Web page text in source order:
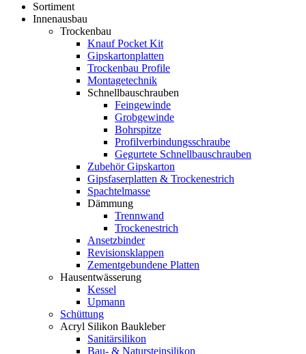
Sortiment
Innenausbau
Trockenbau
Knauf Pocket Kit
Gipskartonplatten
Trockenbau Profile
Montagetechnik
Schnellbauschrauben
Feingewinde
Grobgewinde
Bohrspitze
Profilverbindungsschraube
Gegurtete Schnellbauschrauben
Zubehör Gipskarton
Gipsfaserplatten & Trockenestrich
Spachtelmasse
Dämmung
Trennwand
Trockenestrich
Ansetzbinder
Revisionsklappen
Zementgebundene Platten
Hausentwässerung
Kessel
Upmann
Schüttung
Acryl Silikon Baukleber
Sanitärsilikon
Bau- & Natursteinsilikon